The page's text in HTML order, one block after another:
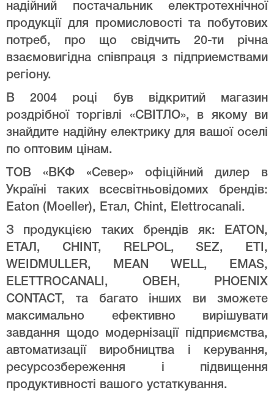
надійний постачальник електротехнічної
продукції для промисловості та побутових
потреб, про що свідчить 20-ти річна
взаємовигідна співпраця з підприемствами
регіону.
В 2004 році був відкритий магазин
роздрібної торгівлі «СВІТЛО», в якому ви
знайдите надійну електрику для вашої оселі
по оптовим цінам.
ТОВ «ВКФ «Север» офіційний дилер в
Україні таких всесвітньовідомих брендів:
Eaton (Moeller), Етал, Chint, Elettrocanali.
З продукцією таких брендів як: EATON,
ЕТАЛ, CHINT, RELPOL, SEZ, ETI,
WEIDMULLER, MEAN WELL, EMAS,
ELETTROCANALI, ОВЕН, PHOENIX
CONTACT, та багато інших ви зможете
максимально ефективно вирішувати
завдання щодо модернізації підприємства,
автоматизації виробництва і керування,
ресурсозбереження і підвищення
продуктивності вашого устаткування.